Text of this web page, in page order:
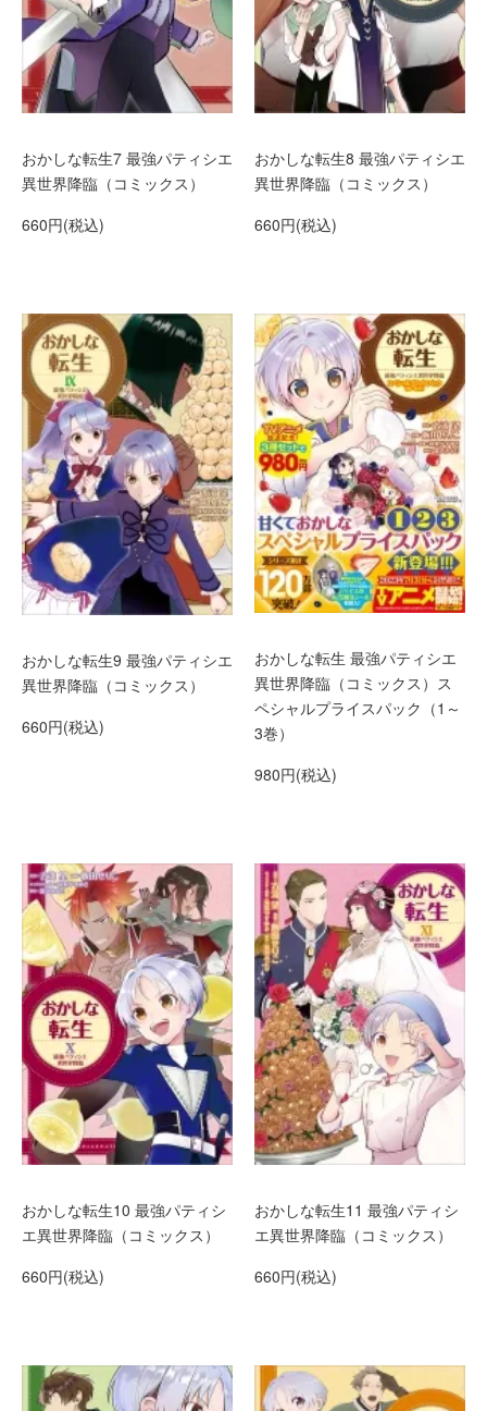
おかしな転生7 最強パティシエ
異世界降臨（コミックス）
660円(税込)
おかしな転生8 最強パティシエ
異世界降臨（コミックス）
660円(税込)
おかしな転生9 最強パティシエ
異世界降臨（コミックス）
660円(税込)
おかしな転生 最強パティシエ
異世界降臨（コミックス）ス
ペシャルプライスパック（1～
3巻）
980円(税込)
おかしな転生10 最強パティシ
エ異世界降臨（コミックス）
660円(税込)
おかしな転生11 最強パティシ
エ異世界降臨（コミックス）
660円(税込)